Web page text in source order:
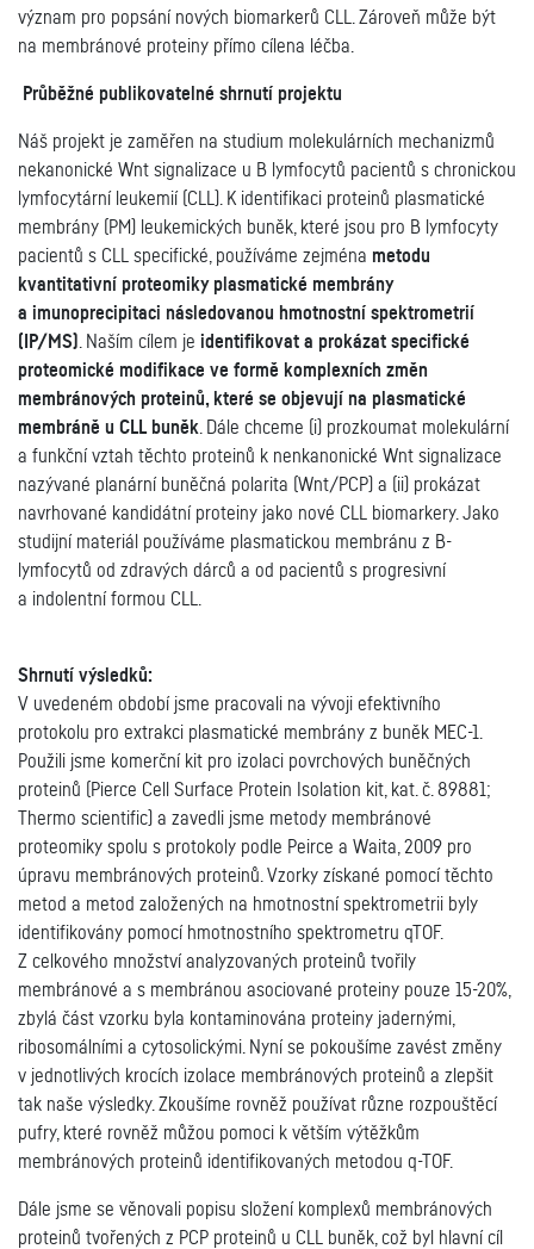
význam pro popsání nových biomarkerů CLL. Zároveň může být
na membránové proteiny přímo cílena léčba.
Průběžné publikovatelné shrnutí projektu
Náš projekt je zaměřen na studium molekulárních mechanizmů
nekanonické Wnt signalizace u B lymfocytů pacientů s chronickou
lymfocytární leukemií (CLL). K identifikaci proteinů plasmatické
membrány (PM) leukemických buněk, které jsou pro B lymfocyty
pacientů s CLL specifické, používáme zejména metodu
kvantitativní proteomiky plasmatické membrány
a imunoprecipitaci následovanou hmotnostní spektrometrií
(IP/MS)
. Naším cílem je identifikovat a prokázat specifické
proteomické modifikace ve formě komplexních změn
membránových proteinů, které se objevují na plasmatické
membráně u CLL buněk . Dále chceme (i) prozkoumat molekulární
a funkční vztah těchto proteinů k nenkanonické Wnt signalizace
nazývané planární buněčná polarita (Wnt/PCP) a (ii) prokázat
navrhované kandidátní proteiny jako nové CLL biomarkery. Jako
studijní materiál používáme plasmatickou membránu z B-
lymfocytů od zdravých dárců a od pacientů s progresivní
a indolentní formou CLL.
Shrnutí výsledků:
V uvedeném období jsme pracovali na vývoji efektivního
protokolu pro extrakci plasmatické membrány z buněk MEC-1.
Použili jsme komerční kit pro izolaci povrchových buněčných
proteinů (Pierce Cell Surface Protein Isolation kit, kat. č. 89881;
Thermo scientific) a zavedli jsme metody membránové
proteomiky spolu s protokoly podle Peirce a Waita, 2009 pro
úpravu membránových proteinů. Vzorky získané pomocí těchto
metod a metod založených na hmotnostní spektrometrii byly
identifikovány pomocí hmotnostního spektrometru qTOF.
Z celkového množství analyzovaných proteinů tvořily
membránové a s membránou asociované proteiny pouze 15-20%,
zbylá část vzorku byla kontaminována proteiny jadernými,
ribosomálními a cytosolickými. Nyní se pokoušíme zavést změny
v jednotlivých krocích izolace membránových proteinů a zlepšit
tak naše výsledky. Zkoušíme rovněž používat různe rozpouštěcí
pufry, které rovněž můžou pomoci k větším výtěžkům
membránových proteinů identifikovaných metodou q-TOF.
Dále jsme se věnovali popisu složení komplexů membránových
proteinů tvořených z PCP proteinů u CLL buněk, což byl hlavní cíl